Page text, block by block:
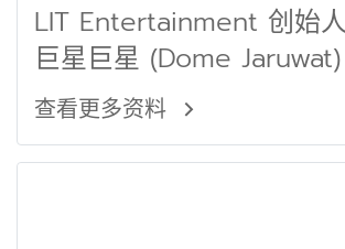
LIT Entertainment 创始
巨星巨星 (Dome Jaruwat)
查看更多资料